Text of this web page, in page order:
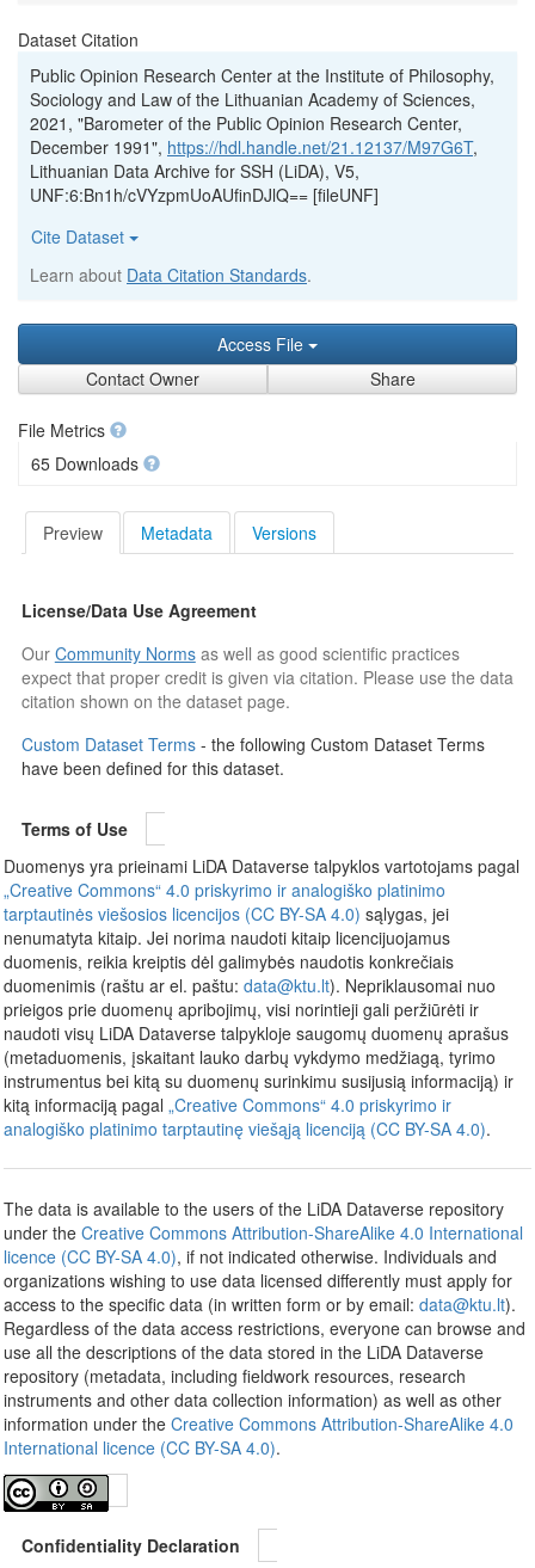
Dataset Citation
Public Opinion Research Center at the Institute of Philosophy,
Sociology and Law of the Lithuanian Academy of Sciences,
2021, "Barometer of the Public Opinion Research Center,
December 1991", https://hdl.handle.net/21.12137/M97G6T,
Lithuanian Data Archive for SSH (LiDA), V5,
UNF:6:Bn1h/cVYzpmUoAUfinDJlQ== [fileUNF]
Cite Dataset
Learn about Data Citation Standards.
Access File
Contact Owner
Share
File Metrics
65 Downloads
Preview Metadata Versions
License/Data Use Agreement
Our Community Normsas well as good scientific practices
expect that proper credit is given via citation. Please use the data
citation shown on the dataset page.
Custom Dataset Terms - the following Custom Dataset Terms
have been defined for this dataset.
Terms of Use
Duomenys yra prieinami LiDA Dataverse talpyklos vartotojams pagal
„Creative Commons“ 4.0 priskyrimo ir analogiško platinimo
tarptautinės viešosios licencijos (CC BY-SA 4.0) sąlygas, jei
nenumatyta kitaip. Jei norima naudoti kitaip licencijuojamus
duomenis, reikia kreiptis dėl galimybės naudotis konkrečiais
duomenimis (raštu ar el. paštu: data@ktu.lt). Nepriklausomai nuo
prieigos prie duomenų apribojimų, visi norintieji gali peržiūrėti ir
naudoti visų LiDA Dataverse talpykloje saugomų duomenų aprašus
(metaduomenis, įskaitant lauko darbų vykdymo medžiagą, tyrimo
instrumentus bei kitą su duomenų surinkimu susijusią informaciją) ir
kitą informaciją pagal „Creative Commons“ 4.0 priskyrimo ir
analogiško platinimo tarptautinę viešąją licenciją (CC BY-SA 4.0).
The data is available to the users of the LiDA Dataverse repository
under the Creative Commons Attribution-ShareAlike 4.0 International
licence (CC BY-SA 4.0), if not indicated otherwise. Individuals and
organizations wishing to use data licensed differently must apply for
access to the specific data (in written form or by email: data@ktu.lt).
Regardless of the data access restrictions, everyone can browse and
use all the descriptions of the data stored in the LiDA Dataverse
repository (metadata, including fieldwork resources, research
instruments and other data collection information) as well as other
information under the Creative Commons Attribution-ShareAlike 4.0
International licence (CC BY-SA 4.0).
Confidentiality Declaration